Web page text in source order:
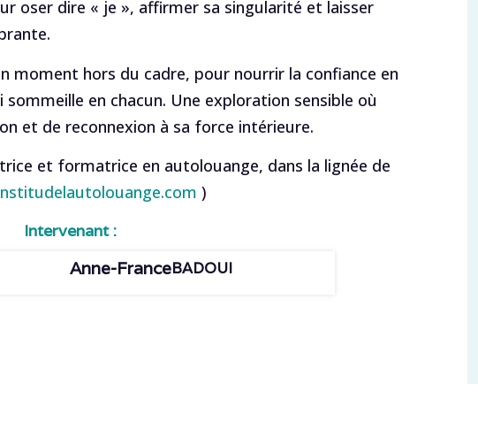
oser dire « je », affirmer sa singularité et laisser
moment hors du cadre, pour nourrir la confiance en
en chacun. Une exploration sensible où
et de reconnexion à sa force intérieure.
et formatrice en autolouange, dans la lignée de
)
Intervenant :
Anne-FranceBADOUI